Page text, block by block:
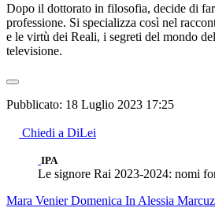
Dopo il dottorato in filosofia, decide di
professione. Si specializza così nel
e le virtù dei Reali, i segreti del mondo
televisione.
Pubblicato: 18 Luglio 2023 17:25
Chiedi a DiLei
IPA
Le signore Rai 2023-2024: nomi
Mara VenierDomenica In Alessia